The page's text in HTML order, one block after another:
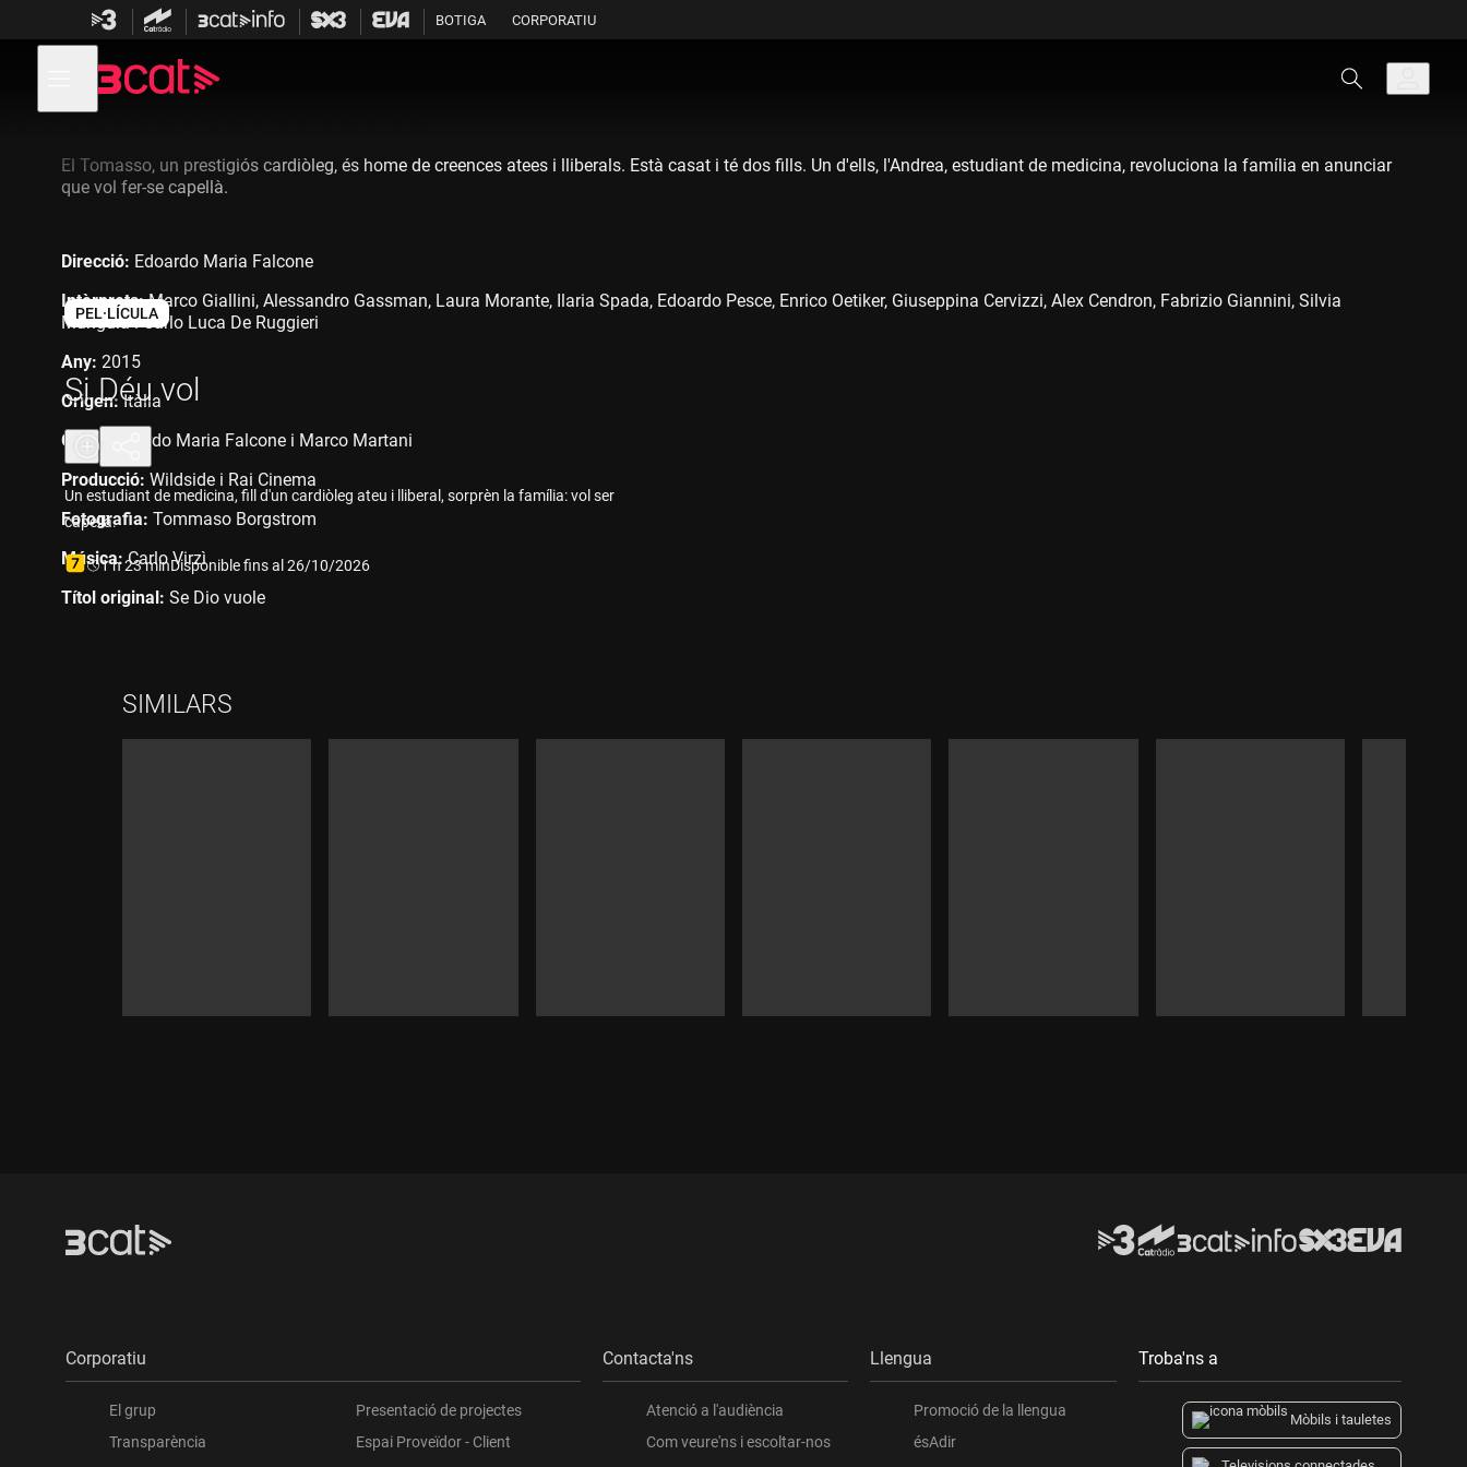
contingut
BOTIGA CORPORATIU
menú
de
PEL·LÍCULA
Si Déu vol
Un estudiant de medicina, fill d'un cardiòleg ateu i lliberal, sorprèn la família: vol ser
capellà.
Durada:
1 h 23 minDisponible fins al 26/10/2026
El Tomasso, un prestigiós cardiòleg, és home de creences atees i lliberals. Està casat i té dos fills. Un d'ells, l'Andrea, estudiant de medicina, revoluciona la família en anunciar
que vol fer-se capellà.
Direcció: Edoardo Maria Falcone
Intèrprets:Marco Giallini, Alessandro Gassman, Laura Morante, Ilaria Spada, Edoardo Pesce, Enrico Oetiker, Giuseppina Cervizzi, Alex Cendron, Fabrizio Giannini, Silvia
Munguia i Carlo Luca De Ruggieri
Any: 2015
Origen:Itàlia
Guió:
Edoardo Maria Falcone i Marco Martani
Producció: Wildside i Rai Cinema
Fotografia: Tommaso Borgstrom
Música:Carlo Virzì
Títol original: Se Dio vuole
SIMILARS
Corporatiu
El grup
Transparència
Presentació de projectes
Espai Proveïdor - Client
Contacta'ns
Atenció a l'audiència
Com veure'ns i escoltar-nos
Llengua
Promoció de la llengua
ésAdir
Troba'ns a
Mòbils i tauletes